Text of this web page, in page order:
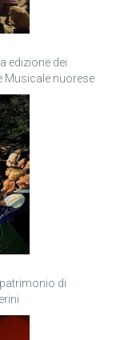
edizione dei
Musicale nuorese
patrimonio di